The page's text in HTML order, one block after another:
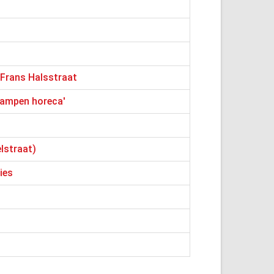
Halsstraat
horeca'